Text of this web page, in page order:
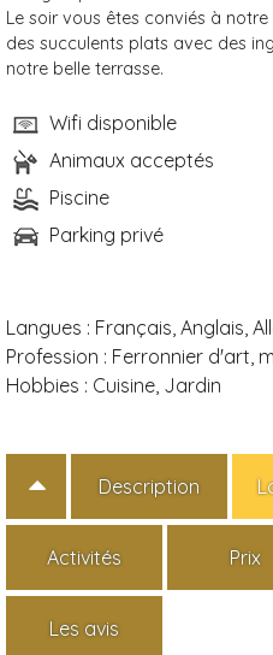
Le soir vous êtes conviés à
des succulents plats avec des
notre belle terrasse.
Wifi disponible
Animaux acceptés
Piscine
Parking privé
Langues : Français, Anglais,
Profession : Ferronnier d'art,
Hobbies : Cuisine, Jardin
Description
Activités Prix
Les avis